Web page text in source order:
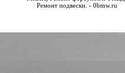
Ремонт подвески. - 0bmw.ru